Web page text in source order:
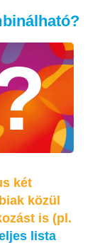
két
közül
is (pl.
lista